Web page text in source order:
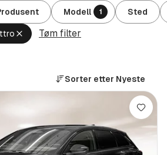
Modell 1 Sted
Fjern
aktivt
Tøm filter
Sorter etter Nyeste
Lagre